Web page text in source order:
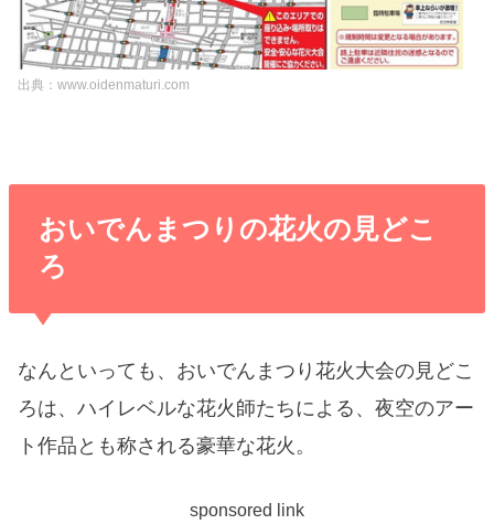
出典：www.oidenmaturi.com
おいでんまつりの花火の見どこ
ろ
なんといっても、おいでんまつり花火大会の見どこ
ろは、ハイレベルな花火師たちによる、夜空のアー
ト作品とも称される豪華な花火。
sponsored link